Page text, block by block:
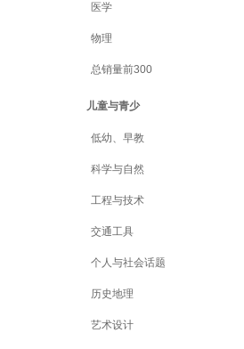
医学
物理
总销量前300
儿童与青少
低幼、早教
科学与自然
工程与技术
交通工具
个人与社会话题
历史地理
艺术设计